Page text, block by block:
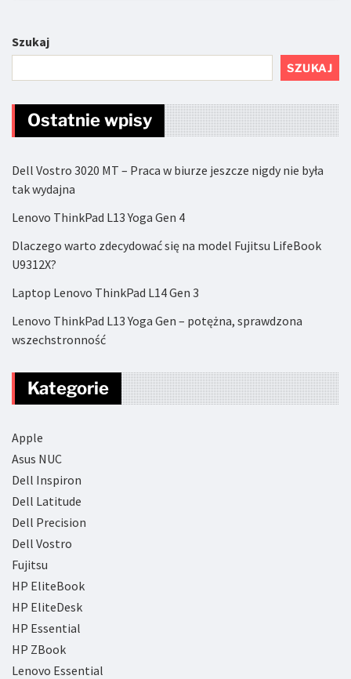
Szukaj
SZUKAJ
Ostatnie wpisy
Dell Vostro 3020 MT – Praca w biurze jeszcze nigdy nie była
tak wydajna
Lenovo ThinkPad L13 Yoga Gen 4
Dlaczego warto zdecydować się na model Fujitsu LifeBook
U9312X?
Laptop Lenovo ThinkPad L14 Gen 3
Lenovo ThinkPad L13 Yoga Gen – potężna, sprawdzona
wszechstronność
Kategorie
Apple
Asus NUC
Dell Inspiron
Dell Latitude
Dell Precision
Dell Vostro
Fujitsu
HP EliteBook
HP EliteDesk
HP Essential
HP ZBook
Lenovo Essential